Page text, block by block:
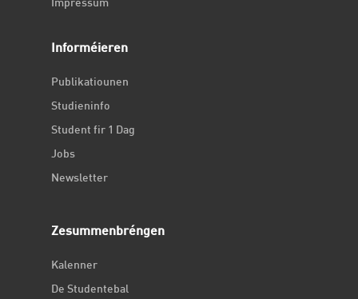
Impressum
Informéieren
Publikatiounen
Studieninfo
Student fir 1 Dag
Jobs
Newsletter
Zesummenbréngen
Kalenner
De Studentebal